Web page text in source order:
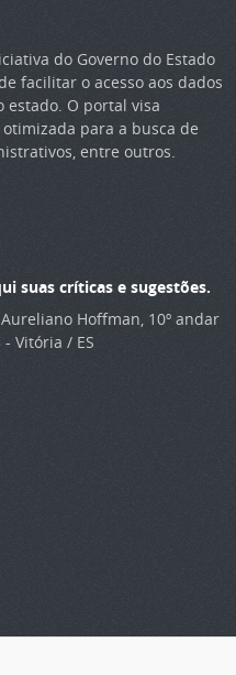
do Governo do Estado
facilitar o acesso aos dados
estado. O portal visa
para a busca de
entre outros.
suas críticas e sugestões.
Aureliano Hoffman, 10º andar
- Vitória / ES